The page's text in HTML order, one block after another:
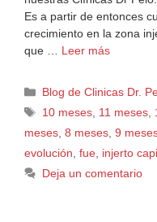
Es a partir de entonces
crecimiento en la zona
que … Leer más
Blog de Clinicas Dr.
10 meses, 11 meses,
meses, 8 meses, 9
evolución, fue, injerto
Deja un comentario